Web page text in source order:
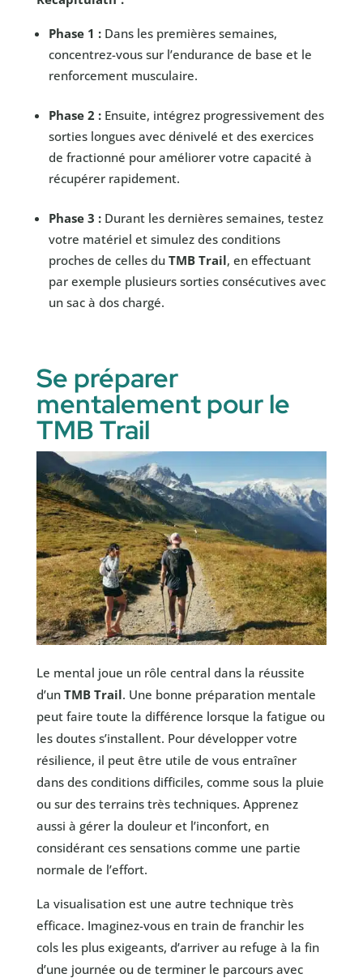
Phase 1 :Dans les premières semaines,
concentrez-vous sur l’endurance de base et le
renforcement musculaire.
Phase 2 :Ensuite, intégrez progressivement des
sorties longues avec dénivelé et des exercices
de fractionné pour améliorer votre capacité à
récupérer rapidement.
Phase 3 :Durant les dernières semaines, testez
votre matériel et simulez des conditions
proches de celles du TMB Trail, en effectuant
par exemple plusieurs sorties consécutives avec
un sac à dos chargé.
Se préparer
mentalement pour le
TMB Trail
Le mental joue un rôle central dans la réussite
d’un TMB Trail. Une bonne préparation mentale
peut faire toute la différence lorsque la fatigue ou
les doutes s’installent. Pour développer votre
résilience, il peut être utile de vous entraîner
dans des conditions difficiles, comme sous la pluie
ou sur des terrains très techniques. Apprenez
aussi à gérer la douleur et l’inconfort, en
considérant ces sensations comme une partie
normale de l’effort.
La visualisation est une autre technique très
efficace. Imaginez-vous en train de franchir les
cols les plus exigeants, d’arriver au refuge à la fin
d’une journée ou de terminer le parcours avec